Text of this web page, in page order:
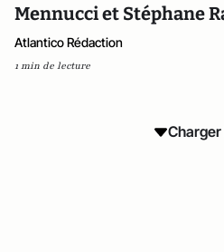
Mennucci et Stéphane
Atlantico Rédaction
1 min de lecture
Charger